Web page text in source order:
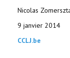
Nicolas
9 janvier 2014
CCLJ.be